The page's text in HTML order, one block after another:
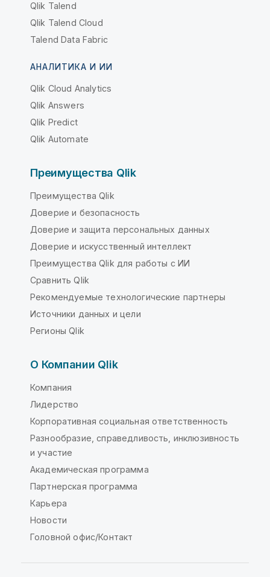
Qlik Talend
Qlik Talend Cloud
Talend Data Fabric
АНАЛИТИКА И ИИ
Qlik Cloud Analytics
Qlik Answers
Qlik Predict
Qlik Automate
Преимущества Qlik
Преимущества Qlik
Доверие и безопасность
Доверие и защита персональных данных
Доверие и искусственный интеллект
Преимущества Qlik для работы с ИИ
Сравнить Qlik
Рекомендуемые технологические партнеры
Источники данных и цели
Регионы Qlik
О Компании Qlik
Компания
Лидерство
Корпоративная социальная ответственность
Разнообразие, справедливость, инклюзивность
и участие
Академическая программа
Партнерская программа
Карьера
Новости
Головной офис/Контакт